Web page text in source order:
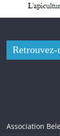
Tenue de
Retrouvez-
Association